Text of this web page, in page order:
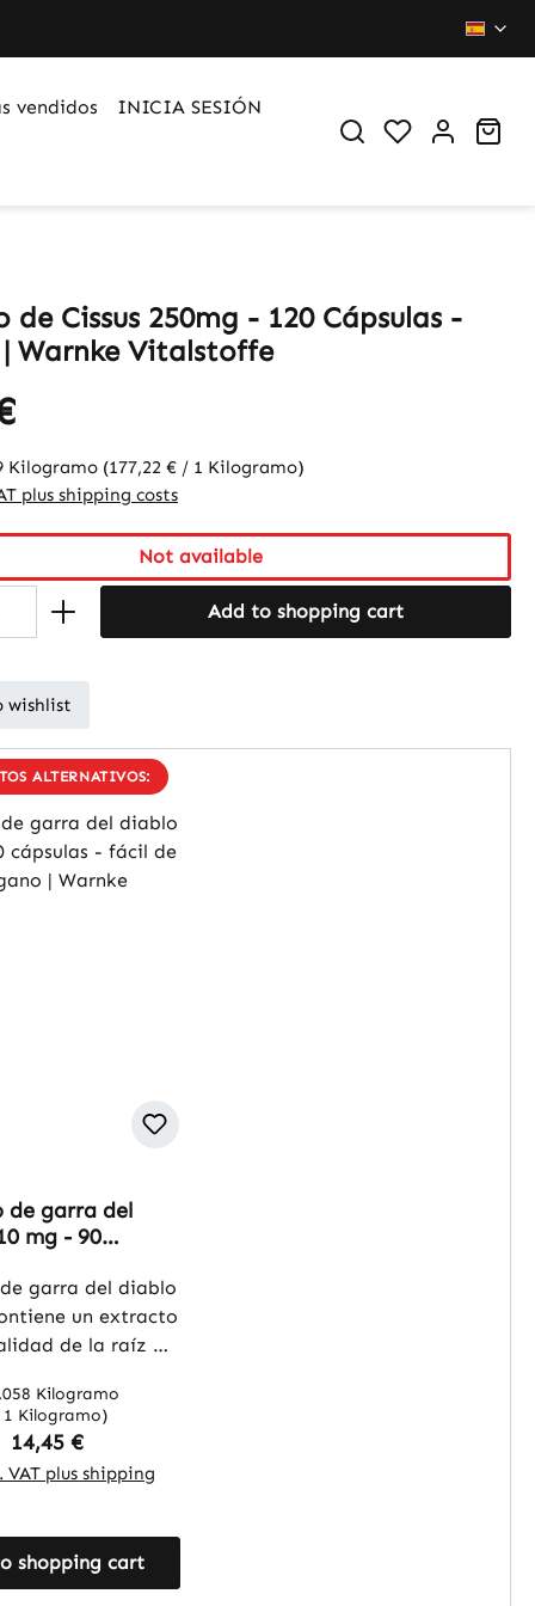
vendidos INICIA SESIÓN
You have 0
de Cissus 250mg - 120 Cápsulas -
Warnke Vitalstoffe
Kilogramo (177,22 € / 1 Kilogramo)
plus shipping costs
Not available
Add to shopping cart
wishlist
ALTERNATIVOS:
de garra del
mg - 90
garra del diablo
un extracto
de la raíz de
El extracto
al 1,2 %
y se
los
vegetales
Kilogramo
1 Kilogramo)
Regular price:
14,45 €
VAT plus shipping
shopping cart